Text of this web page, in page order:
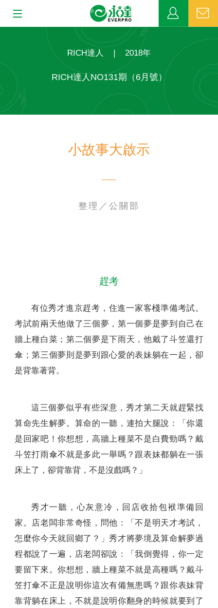
MDRT
RICH達人 | 2018年
RICH達人NO131期（6月號）
小故事大啟示
整理／公關部
趕考
有位秀才進京趕考，住進一家客棧準備考試。
考試前兩天他做了三個夢，第一個夢是夢到自己在
牆上種白菜；第二個夢是下雨天，他戴了斗笠還打
傘；第三個夢則是夢到跟心愛的表妹躺在一起，卻
是背靠著背。
這三個夢似乎有些深意，秀才第二天就趕緊找
算命先生解夢。算命的一聽，連拍大腿說：「你還
是回家吧！你想想，高牆上種菜不是白費勁嗎？戴
斗笠打雨傘不就是多此一舉嗎？跟表妹都躺在一張
床上了，卻背靠背，不是沒戲嗎？」
秀才一聽，心灰意冷，回店收拾包袱準備回
家。店老闆非常奇怪，問他：「不是明天才考試，
怎麼你今天就回鄉了？」秀才將夢境及算命解夢過
程都說了一遍，店老闆卻說：「我倒覺得，你一定
要留下來。你想想，牆上種菜不就是高種嗎？戴斗
笠打傘不正是說明你這次有備無患嗎？跟你表妹背
靠背躺在床上，不就是說明你翻身的時候就要到了